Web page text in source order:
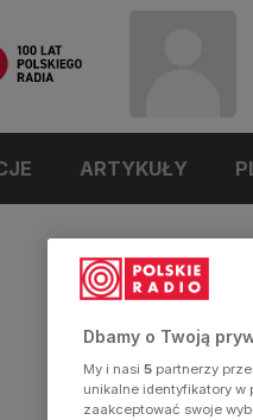
ARTYKUŁY
Dbamy o Twoją
My i nasi 5 partnerzy
unikalne identyfikatory w
zaakceptować swoje